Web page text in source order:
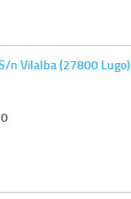
n Vilalba (27800 Lugo)